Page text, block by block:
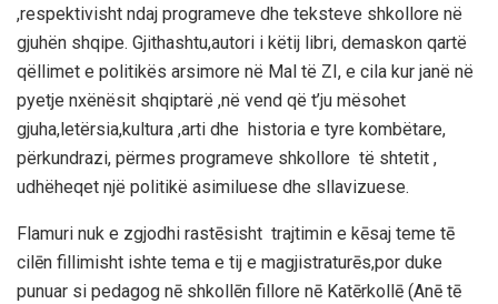
,respektivisht ndaj programeve dhe teksteve shkollore në
gjuhën shqipe. Gjithashtu,autori i këtij libri, demaskon qartë
qëllimet e politikës arsimore në Mal të ZI, e cila kur janë në
pyetje nxënësit shqiptarë ,në vend që t’ju mësohet
gjuha,letërsia,kultura ,arti dhe historia e tyre kombëtare,
përkundrazi, përmes programeve shkollore të shtetit ,
udhëheqet një politikë asimiluese dhe sllavizuese.
Flamuri nuk e zgjodhi rastēsisht trajtimin e kēsaj teme tē
cilēn fillimisht ishte tema e tij e magjistraturēs,por duke
punuar si pedagog nē shkollēn fillore nē Katērkollē (Anē tē